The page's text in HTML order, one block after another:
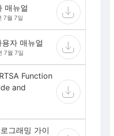
매뉴얼
7월 7일
자 매뉴얼
7월 7일
Function
and
그래밍 가이